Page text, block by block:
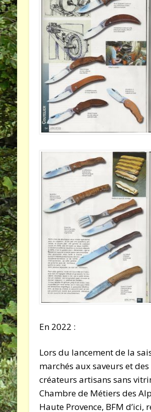
En 2022 :
Lors du lancement de la
marchés aux saveurs et
créateurs artisans sans
Chambre de Métiers des
Haute Provence, BFM d’ici,